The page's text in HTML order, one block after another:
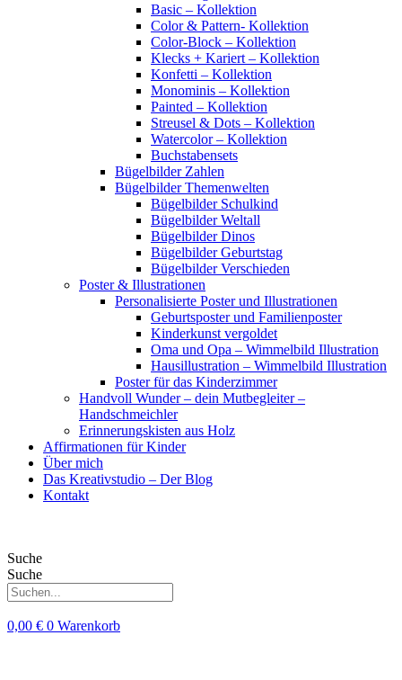
Basic – Kollektion
Color & Pattern- Kollektion
Color-Block – Kollektion
Klecks + Kariert – Kollektion
Konfetti – Kollektion
Monominis – Kollektion
Painted – Kollektion
Streusel & Dots – Kollektion
Watercolor – Kollektion
Buchstabensets
Bügelbilder Zahlen
Bügelbilder Themenwelten
Bügelbilder Schulkind
Bügelbilder Weltall
Bügelbilder Dinos
Bügelbilder Geburtstag
Bügelbilder Verschieden
Poster & Illustrationen
Personalisierte Poster und Illustrationen
Geburtsposter und Familienposter
Kinderkunst vergoldet
Oma und Opa – Wimmelbild Illustration
Hausillustration – Wimmelbild Illustration
Poster für das Kinderzimmer
Handvoll Wunder – dein Mutbegleiter –
Handschmeichler
Erinnerungskisten aus Holz
Affirmationen für Kinder
Über mich
Das Kreativstudio – Der Blog
Kontakt
Suche
Suche
0,00 € 0 Warenkorb